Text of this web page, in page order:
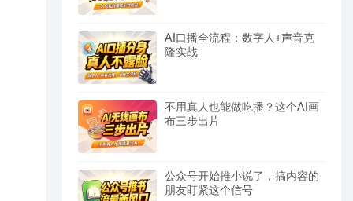
AI口播全流程：数字人+声音克
隆实战
不用真人也能做吃播？这个AI画
布三步出片
公众号开始推小说了，搞内容的
朋友盯紧这个信号